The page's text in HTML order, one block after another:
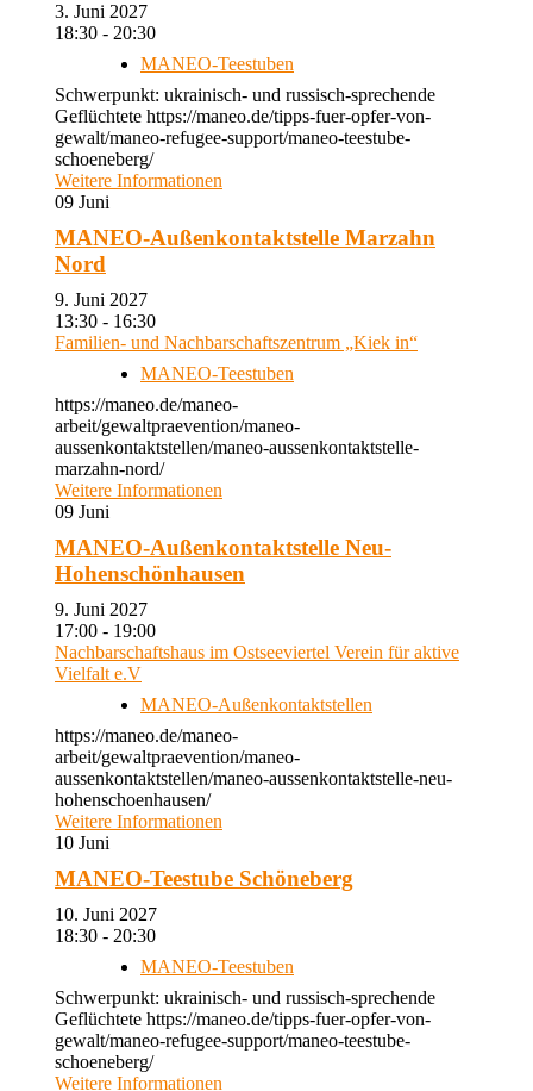
3. Juni 2027
18:30 - 20:30
MANEO-Teestuben
Schwerpunkt: ukrainisch- und russisch-sprechende
Geflüchtete https://maneo.de/tipps-fuer-opfer-von-
gewalt/maneo-refugee-support/maneo-teestube-
schoeneberg/
Weitere Informationen
09 Juni
MANEO-Außenkontaktstelle Marzahn
Nord
9. Juni 2027
13:30 - 16:30
Familien- und Nachbarschaftszentrum „Kiek in“
MANEO-Teestuben
https://maneo.de/maneo-
arbeit/gewaltpraevention/maneo-
aussenkontaktstellen/maneo-aussenkontaktstelle-
marzahn-nord/
Weitere Informationen
09 Juni
MANEO-Außenkontaktstelle Neu-
Hohenschönhausen
9. Juni 2027
17:00 - 19:00
Nachbarschaftshaus im Ostseeviertel Verein für aktive
Vielfalt e.V
MANEO-Außenkontaktstellen
https://maneo.de/maneo-
arbeit/gewaltpraevention/maneo-
aussenkontaktstellen/maneo-aussenkontaktstelle-neu-
hohenschoenhausen/
Weitere Informationen
10 Juni
MANEO-Teestube Schöneberg
10. Juni 2027
18:30 - 20:30
MANEO-Teestuben
Schwerpunkt: ukrainisch- und russisch-sprechende
Geflüchtete https://maneo.de/tipps-fuer-opfer-von-
gewalt/maneo-refugee-support/maneo-teestube-
schoeneberg/
Weitere Informationen